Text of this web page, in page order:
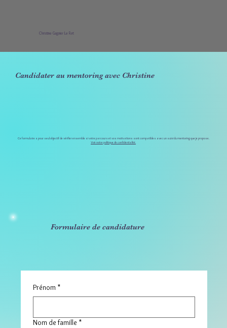
Christine Gagnier Le Fort
Candidater au mentoring avec Christine
Ce formulaire a pour seul objectif de vérifier ensemble si votre parcours et vos motivations sont compatibles avec un suivi du mentoring que je propose.
Voir notre politique de confidentialité.
Formulaire de candidature
Prénom *
Nom de famille *